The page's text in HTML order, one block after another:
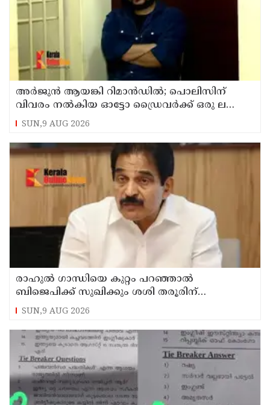
അര്‍ജുന്‍ ആയങ്കി റിമാന്‍ഡില്‍; പൊലിസിന്
വിവരം നൽകിയ ഓട്ടോ ഡ്രൈവർക്ക് ഒരു ലക്ഷം
പാരിതോഷികം നൽകുമെന്ന് മന്ത്രി
SUN,9 AUG 2026
രാഹുല്‍ ഗാന്ധിയെ കുറ്റം പറഞ്ഞാല്‍
ബിജെപിക്ക് സുഖിക്കും ശശി തരൂരിന്
മറുപടിയുമായി കെ സി വേണുഗോപാല്‍
SUN,9 AUG 2026